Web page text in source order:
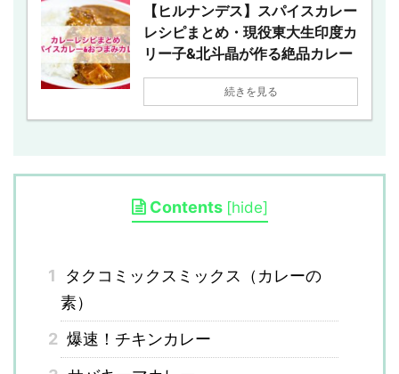
【ヒルナンデス】スパイスカレー
レシピまとめ・現役東大生印度カ
リー子&北斗晶が作る絶品カレー
続きを見る
Contents [hide]
1
タクコミックスミックス（カレーの
素）
2 爆速！チキンカレー